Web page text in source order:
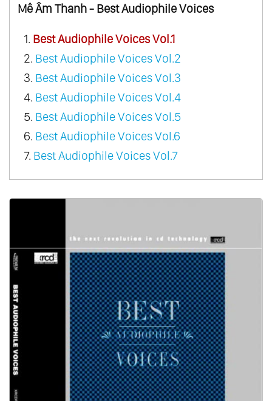
Mê Âm Thanh - Best Audiophile Voices
1. Best Audiophile Voices Vol.1
2. Best Audiophile Voices Vol.2
3. Best Audiophile Voices Vol.3
4. Best Audiophile Voices Vol.4
5. Best Audiophile Voices Vol.5
6. Best Audiophile Voices Vol.6
7. Best Audiophile Voices Vol.7